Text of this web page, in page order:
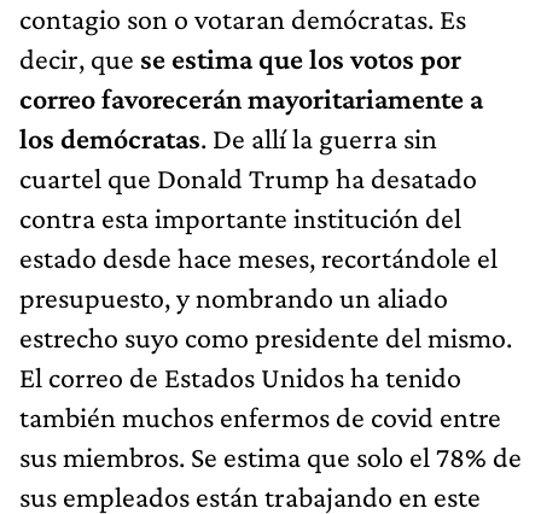
contagio son o votaran demócratas. Es
decir, que se estima que los votos por
correo favorecerán mayoritariamente a
los demócratas. De allí la guerra sin
cuartel que Donald Trump ha desatado
contra esta importante institución del
estado desde hace meses, recortándole el
presupuesto, y nombrando un aliado
estrecho suyo como presidente del mismo.
El correo de Estados Unidos ha tenido
también muchos enfermos de covid entre
sus miembros. Se estima que solo el 78% de
sus empleados están trabajando en este